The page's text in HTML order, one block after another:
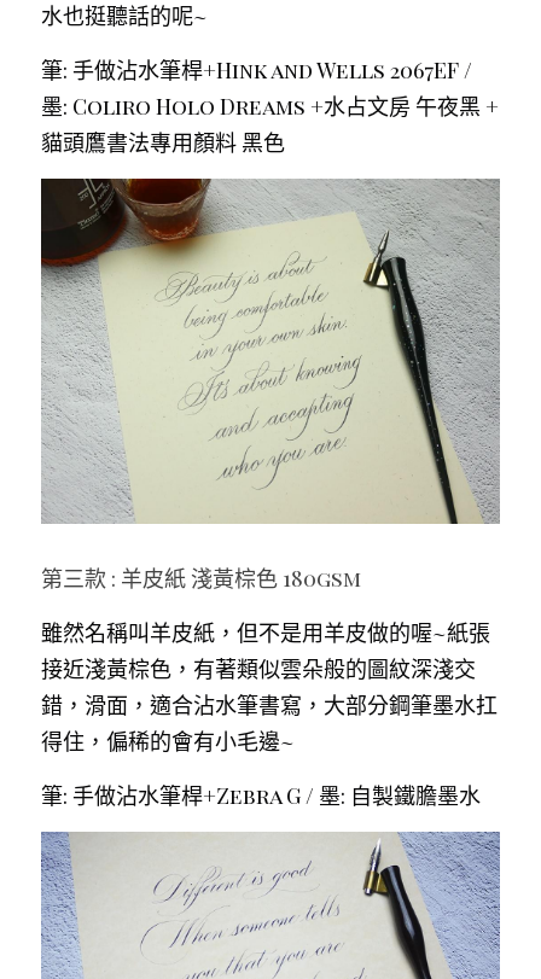
水也挺聽話的呢~
筆: 手做沾水筆桿+Hink and Wells 2067EF /
墨: Coliro Holo Dreams +水占文房 午夜黑 +
貓頭鷹書法專用顏料 黑色
第三款 : 羊皮紙 淺黃棕色 180gsm
雖然名稱叫羊皮紙，但不是用羊皮做的喔~紙張
接近淺黃棕色，有著類似雲朵般的圖紋深淺交
錯，滑面，適合沾水筆書寫，大部分鋼筆墨水扛
得住，偏稀的會有小毛邊~
筆: 手做沾水筆桿+Zebra G / 墨: 自製鐵膽墨水